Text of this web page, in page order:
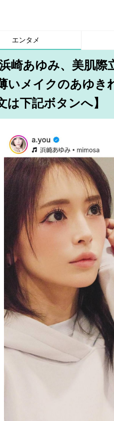
エンタメ
浜崎あゆみ、美肌
いメイクのあゆき
は下記ボタンへ】